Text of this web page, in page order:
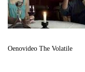
Oenovideo The Volatile